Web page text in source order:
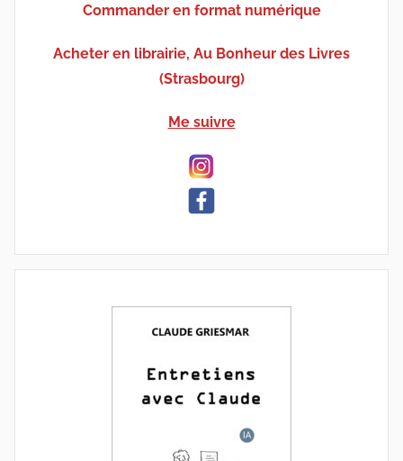
Commander en format numérique
Acheter en librairie, Au Bonheur des Livres
(Strasbourg)
Me suivre